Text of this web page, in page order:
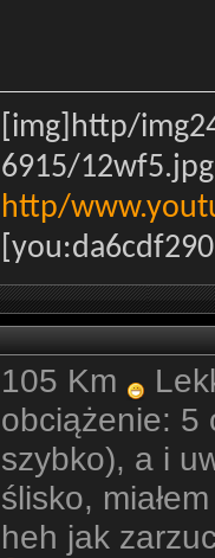
[img]http/
6915/
http/
105 Km
obciążenie: 5
szybko), a i
ślisko,
heh jak